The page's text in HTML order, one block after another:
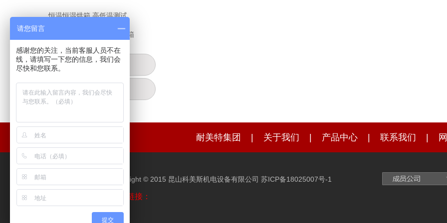
恒温恒湿烘箱,高低温测试
百级无尘烘箱,千级无尘烘箱
UV光固机
辅配件
耐美特集团 关于我们 产品中心 联系我们
Copyright © 2015 昆山科美斯机电设备有限公司 苏ICP备18025007号-1
友情链接：
请您留言
感谢您的关注，当前客服人员不在
线，请填写一下您的信息，我们会
尽快和您联系。
提交